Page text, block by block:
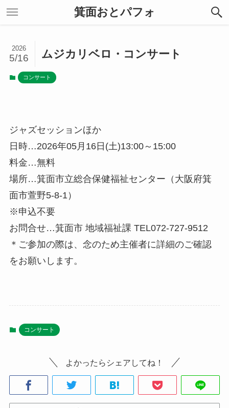
箕面おとパフォ
ムジカリベロ・コンサート
2026
5/16
コンサート
ジャズセッションほか
日時…2026年05月16日(土)13:00～15:00
料金…無料
場所…箕面市立総合保健福祉センター（大阪府箕
面市萱野5-8-1）
※申込不要
お問合せ…箕面市 地域福祉課 TEL072-727-9512
＊ご参加の際は、念のため主催者に詳細のご確認
をお願いします。
コンサート
よかったらシェアしてね！